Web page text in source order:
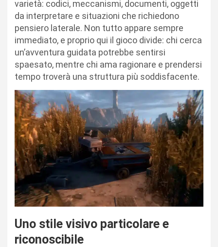
varietà: codici, meccanismi, documenti, oggetti
da interpretare e situazioni che richiedono
pensiero laterale. Non tutto appare sempre
immediato, e proprio qui il gioco divide: chi cerca
un’avventura guidata potrebbe sentirsi
spaesato, mentre chi ama ragionare e prendersi
tempo troverà una struttura più soddisfacente.
Uno stile visivo particolare e
riconoscibile